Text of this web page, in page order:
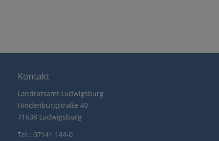
Kontakt
Landratsamt Ludwigsburg
Hindenburgstraße 40
71638 Ludwigsburg
Tel.: 07141 144-0